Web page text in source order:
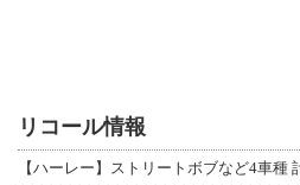
リコール情報
【ハーレー】ストリートボブなど4車種